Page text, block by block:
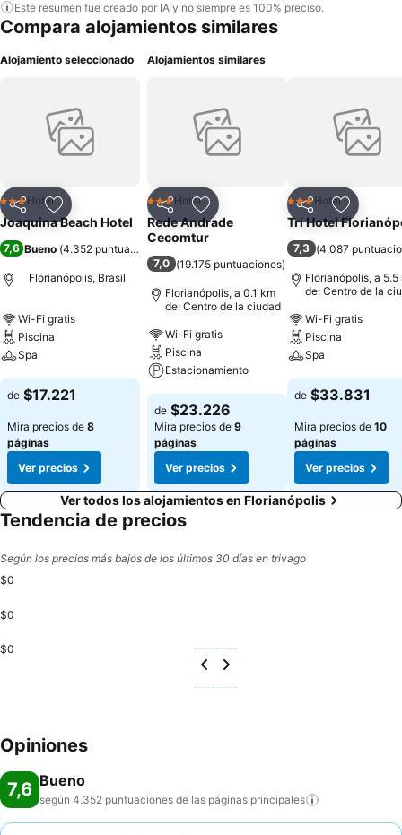
Este resumen fue creado por IA y no siempre es 100% preciso.
Compara alojamientos similares
Alojamiento seleccionado
CompartirAgregar a favoritos
3 Estrellas
Hotel
Joaquina Beach Hotel
7,6 Bueno (4.352 puntuaciones
Florianópolis, Brasil
Wi-Fi gratis
Piscina
Spa
Ver precios
de $17.221
Mira precios de 8
páginas
Ver precios
Alojamientos similares
CompartirAgregar a favoritos
3 Estrellas
Hotel
Rede Andrade
Cecomtur
7,0 (19.175 puntuaciones)
Florianópolis, a 0.1 km
de: Centro de la ciudad
Wi-Fi gratis
Piscina
Estacionamiento
Ver precios
de $23.226
Mira precios de 9
páginas
Ver precios
CompartirAgregar
3 Estrellas
Hotel
Tri Hotel
7,3 (4.087
Florianópolis, a 5.5
de: Centro de la
Wi-Fi gratis
Piscina
Spa
Ver precios
de $33.831
Mira precios de 10
páginas
Ver precios
Ver todos los alojamientos en Florianópolis
Tendencia de precios
Según los precios más bajos de los últimos 30 días en trivago
$0
$0
$0
Opiniones
7,6 Bueno
según 4.352 puntuaciones de las páginas principales